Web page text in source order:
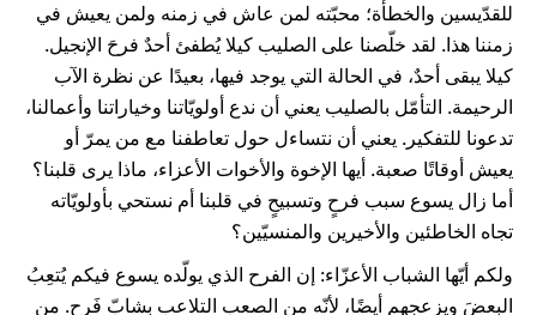
للقدّيسين والخطأة؛ محبّته لمن عاش في زمنه ولمن يعيش في
زمننا هذا. لقد خلّصنا على الصليب كيلا يُطفئ أحدٌ فرحَ الإنجيل.
كيلا يبقى أحدٌ، في الحالة التي يوجد فيها، بعيدًا عن نظرة الآب
الرحيمة. التأمّل بالصليب يعني أن ندع أولويّاتنا وخياراتنا وأعمالنا،
تدعونا للتفكير. يعني أن نتساءل حول تعاطفنا مع من يمرّ أو
يعيش أوقاتًا صعبة. أيها الإخوة والأخوات الأعزاء، ماذا يرى قلبنا؟
أما زال يسوع سبب فرحٍ وتسبيحٍ في قلبنا أم نستحي بأولويّاته
تجاه الخاطئين والأخيرين والمنسيّين؟
ولكم أيّها الشباب الأعزّاء: إن الفرح الذي يولّده يسوع فيكم يُتعِبُ
البعضَ ويزعجهم أيضًا، لأنّه من الصعب التلاعب بشابّ فَرِح. من